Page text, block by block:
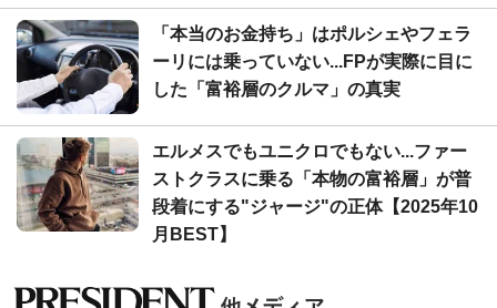
「本当のお金持ち」はポルシェやフェラ
ーリには乗っていない...FPが実際に目に
した「富裕層のクルマ」の真実
エルメスでもユニクロでもない...ファー
ストクラスに乗る「本物の富裕層」が普
段着にする"ジャージ"の正体【2025年10
月BEST】